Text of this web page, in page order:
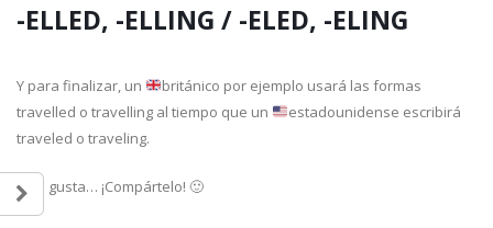
-ELLED, -ELLING / -ELED, -ELING
Y para finalizar, un
británico por ejemplo usará las formas
travelled o travelling al tiempo que un
estadounidense escribirá
traveled o traveling.
Si te gusta… ¡Compártelo! 🙂